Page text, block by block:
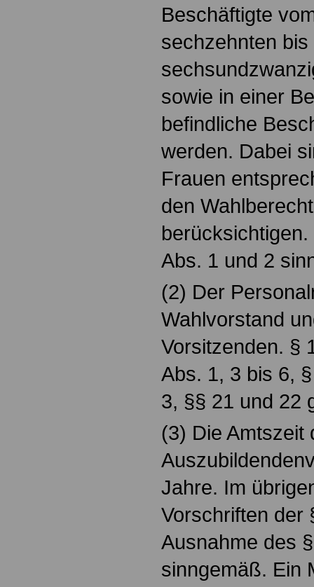
Beschäftigte
sechzehnten
sowie in einer
befindliche
werden. Dabei
Frauen
den
Abs. 1 und 2
(2) Der
Wahlvorstand
Vorsitzenden. §
Abs. 1, 3 bis 6,
3, §§ 21 und 22
(3) Die Amtszeit
Jahre. Im
Vorschriften der
Ausnahme des
sinngemäß. Ein